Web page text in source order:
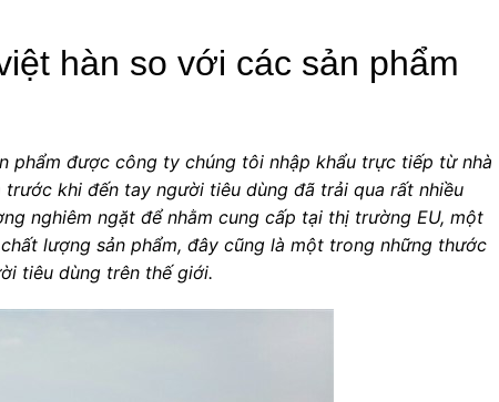
hàn so với các sản phẩm
phẩm được công ty chúng tôi nhập khẩu trực tiếp từ nhà
trước khi đến tay người tiêu dùng đã trải qua rất nhiều
nghiêm ngặt để nhằm cung cấp tại thị trường EU, một
lượng sản phẩm, đây cũng là một trong những thước
tiêu dùng trên thế giới.